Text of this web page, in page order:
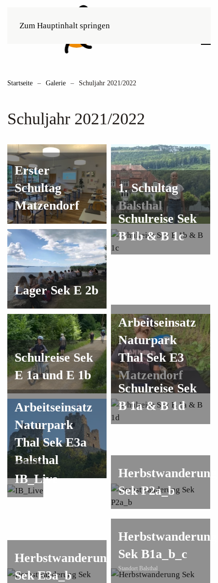
Zum Hauptinhalt springen
Startseite Galerie Schuljahr 2021/2022
Schuljahr 2021/2022
Erster
Schultag
Matzendorf
1. Schultag
Balsthal
Lager Sek E 2b
Schulreise Sek
B 1b & B 1c
Schulreise Sek
E 1a und E 1b
Arbeitseinsatz
Naturpark
Thal Sek E3
Matzendorf
Arbeitseinsatz
Naturpark
Thal Sek E3a
Balsthal
Schulreise Sek
B 1a & B 1d
IB_Live
Herbstwanderung
Sek P2a_b
Herbstwanderung
Sek E3a_b
Herbstwanderung
Sek B1a_b_c
Standort Balsthal